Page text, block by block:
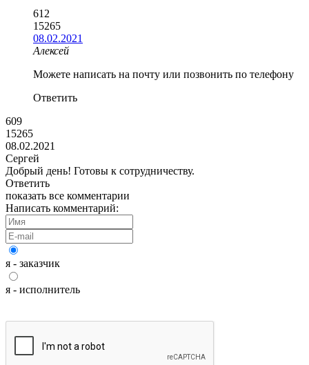
612
15265
08.02.2021
Алексей
Можете написать на почту или позвонить по телефону
Ответить
609
15265
08.02.2021
Сергей
Добрый день! Готовы к сотрудничеству.
Ответить
показать все комментарии
Написать комментарий:
я - заказчик
я - исполнитель